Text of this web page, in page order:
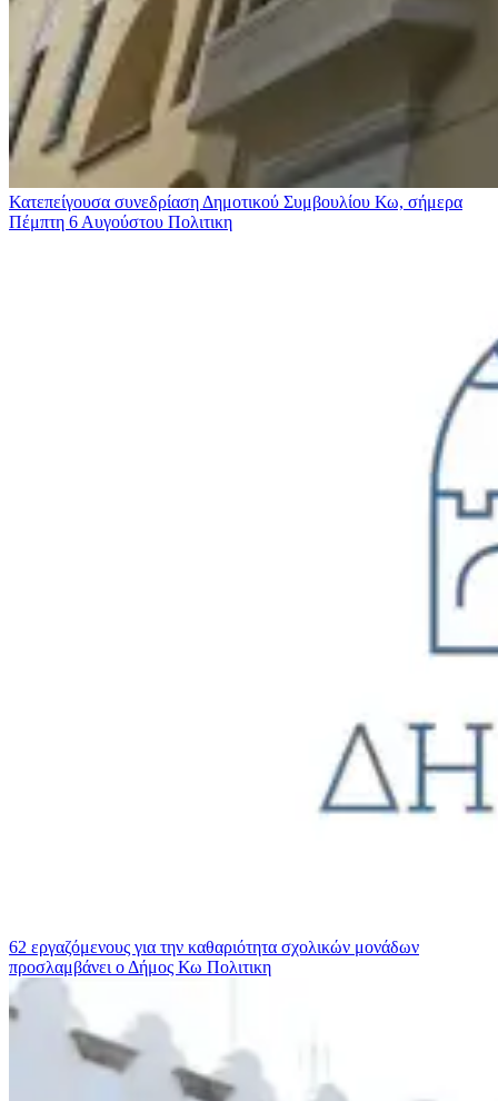
Κατεπείγουσα συνεδρίαση Δημοτικού Συμβουλίου Κω, σήμερα
Πέμπτη 6 Αυγούστου Πολιτικη
62 εργαζόμενους για την καθαριότητα σχολικών μονάδων
προσλαμβάνει ο Δήμος Κω Πολιτικη